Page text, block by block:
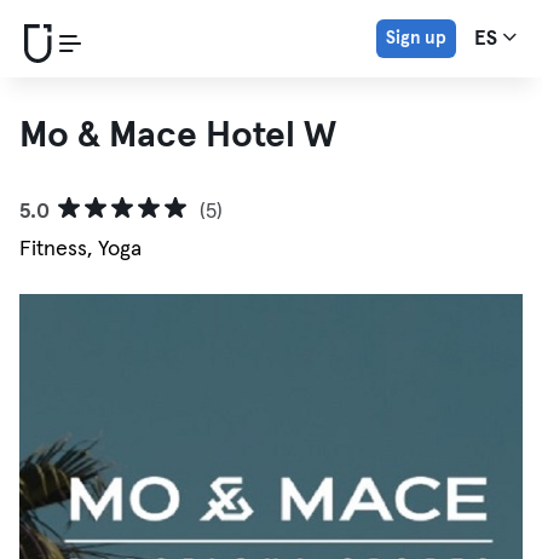
Sign up ES
Mo & Mace Hotel W
5.0
(5)
Fitness, Yoga